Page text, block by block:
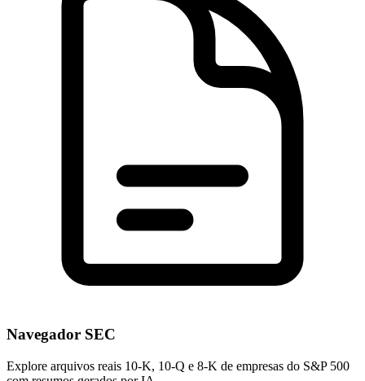
Navegador SEC
Explore arquivos reais 10-K, 10-Q e 8-K de empresas do S&P 500